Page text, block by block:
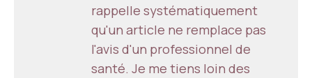
rappelle systématiquement
qu'un article ne remplace pas
l'avis d'un professionnel de
santé. Je me tiens loin des